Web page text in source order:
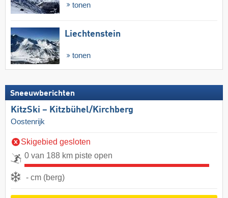
tonen
Liechtenstein
tonen
Sneeuwberichten
KitzSki – Kitzbühel/​Kirchberg
Oostenrijk
Skigebied gesloten
0 van 188 km piste open
- cm (berg)